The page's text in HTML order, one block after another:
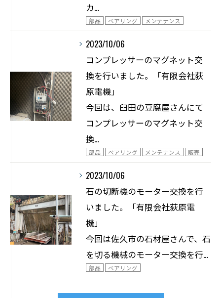
カ…
部品 ベアリング メンテナンス
2023/10/06
コンプレッサーのマグネット交
換を行いました。「有限会社荻
原電機」
今回は、臼田の豆腐屋さんにて
コンプレッサーのマグネット交
換…
部品 ベアリング メンテナンス 販売
2023/10/06
石の切断機のモーター交換を行
いました。「有限会社荻原電
機」
今回は佐久市の石材屋さんで、石
を切る機械のモーター交換を行…
部品 ベアリング